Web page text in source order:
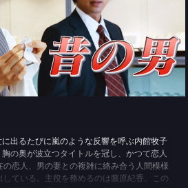
出るたびに嵐のような反響を呼ぶ内館牧子
の奥が波立つタイトルを冠し、かつて恋人
恋人、男の妻との複雑に絡み合う人間模様
している。主役を務めるのは藤原紀香。この